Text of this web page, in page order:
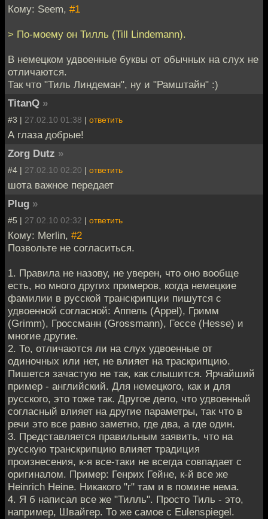
Кому: Seem, #1
> По-моему он Тилль (Till Lindemann).
В немецком удвоенные буквы от обычных на слух не
отличаются.
Так что "Тиль Линдеман", ну и "Рамштайн" :)
TitanQ »
#3 | 27.02.10 01:38 | ответить
А глаза добрые!
Zorg Dutz »
#4 | 27.02.10 02:20 | ответить
шота важное передает
Plug »
#5 | 27.02.10 02:32 | ответить
Кому: Merlin, #2
Позвольте не согласиться.
1. Правила не назову, не уверен, что оно вообще
есть, но много других примеров, когда немецкие
фамилии в русской транскрипции пишутся с
удвоенной согласной: Аппель (Appel), Гримм
(Grimm), Гроссманн (Grossmann), Гессе (Hesse) и
многие другие.
2. То, отличаются ли на слух удвоенные от
одиночных или нет, не влияет на траскрипцию.
Пишется зачастую не так, как слышится. Ярчайший
пример - английский. Для немецкого, как и для
русского, это тоже так. Другое дело, что удвоенный
согласный влияет на другие параметры, так что в
речи это все равно заметно, где два, а где один.
3. Представляется правильным заявить, что на
русскую транскрипцию влияет традиция
произнесения, к-я все-таки не всегда совпадает с
оригиналом. Пример: Генрих Гейне, к-й все же
Heinrich Heine. Никакого "г" там и в помине нема.
4. Я б написал все же "Тилль". Просто Тиль - это,
например, Швайгер. То же самое с Eulenspiegel.